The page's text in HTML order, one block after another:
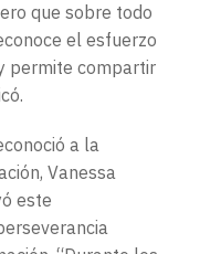
que sobre todo
el esfuerzo
permite compartir
a la
Vanessa
este